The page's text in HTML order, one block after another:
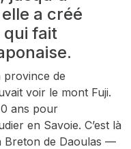
a créé
qui fait
province de
voir le mont Fuji.
ans pour
en Savoie. C’est là
Breton de Daoulas —